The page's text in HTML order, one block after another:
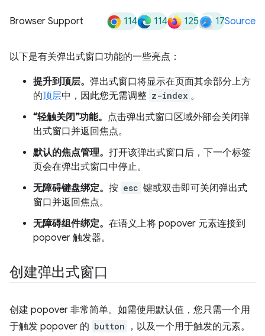
Browser Support 114 114 125 17Source
以下是有关弹出式窗口功能的一些亮点：
提升到顶层。 弹出式窗口将显示在页面其余部分上方
的顶层中，因此您无需调整 z-index 。
“轻触关闭”功能。 点击弹出式窗口区域外部会关闭弹
出式窗口并返回焦点。
默认的焦点管理。 打开该弹出式窗口后，下一个标签
页会在弹出式窗口中停止。
无障碍键盘绑定。 按 esc 键或双击即可关闭弹出式
窗口并返回焦点。
无障碍组件绑定。 在语义上将 popover 元素连接到
popover 触发器。
创建弹出式窗口
创建 popover 非常简单。如需使用默认值，您只需一个用
于触发 popover 的 button ，以及一个用于触发的元素。